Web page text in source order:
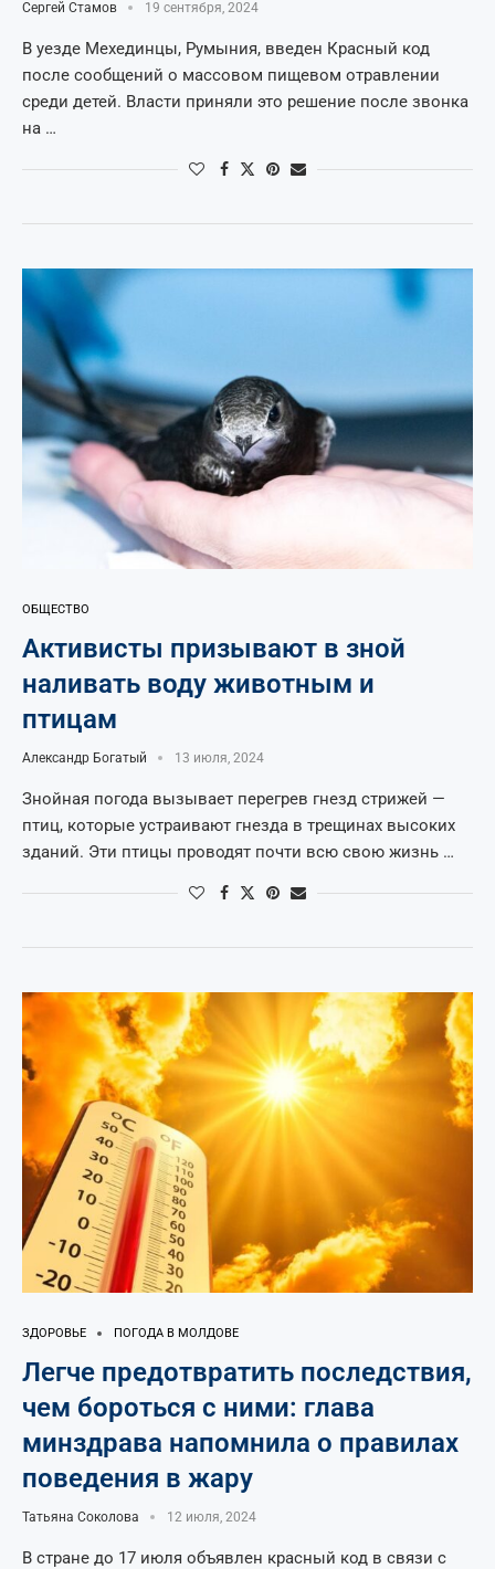
Сергей Стамов 19 сентября, 2024
В уезде Мехединцы, Румыния, введен Красный код
после сообщений о массовом пищевом отравлении
среди детей. Власти приняли это решение после звонка
на …
ОБЩЕСТВО
Активисты призывают в зной
наливать воду животным и
птицам
Александр Богатый 13 июля, 2024
Знойная погода вызывает перегрев гнезд стрижей —
птиц, которые устраивают гнезда в трещинах высоких
зданий. Эти птицы проводят почти всю свою жизнь …
ЗДОРОВЬЕ ПОГОДА В МОЛДОВЕ
Легче предотвратить последствия,
чем бороться с ними: глава
минздрава напомнила о правилах
поведения в жару
Татьяна Соколова 12 июля, 2024
В стране до 17 июля объявлен красный код в связи с